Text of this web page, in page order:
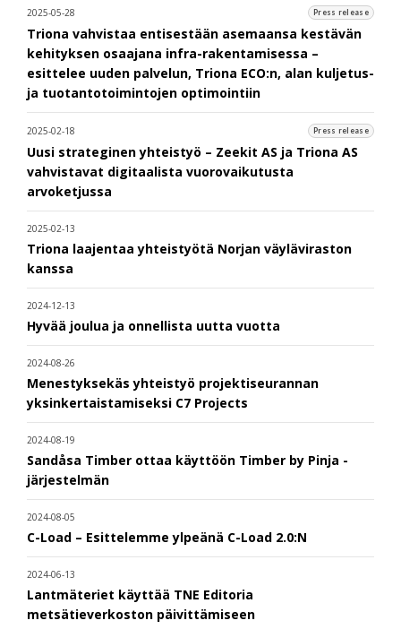
2025-05-28 Press release
Triona vahvistaa entisestään asemaansa kestävän
kehityksen osaajana infra-rakentamisessa –
esittelee uuden palvelun, Triona ECO:n, alan kuljetus-
ja tuotantotoimintojen optimointiin
2025-02-18 Press release
Uusi strateginen yhteistyö – Zeekit AS ja Triona AS
vahvistavat digitaalista vuorovaikutusta
arvoketjussa
2025-02-13
Triona laajentaa yhteistyötä Norjan väyläviraston
kanssa
2024-12-13
Hyvää joulua ja onnellista uutta vuotta
2024-08-26
Menestyksekäs yhteistyö projektiseurannan
yksinkertaistamiseksi C7 Projects
2024-08-19
Sandåsa Timber ottaa käyttöön Timber by Pinja -
järjestelmän
2024-08-05
C-Load – Esittelemme ylpeänä C-Load 2.0:N
2024-06-13
Lantmäteriet käyttää TNE Editoria
metsätieverkoston päivittämiseen